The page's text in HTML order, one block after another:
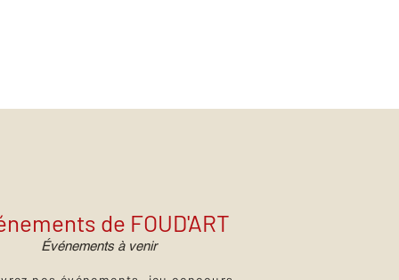
de FOUD'ART
Événements à venir